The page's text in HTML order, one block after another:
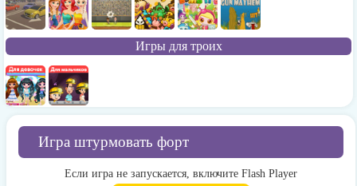
Игры для троих
Игра штурмовать форт
Если игра не запускается, включите Flash Player